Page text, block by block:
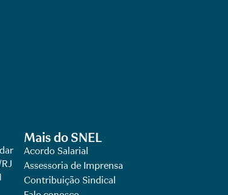
Mais do SNEL
Acordo Salarial
Assessoria de Imprensa
Contribuição Sindical